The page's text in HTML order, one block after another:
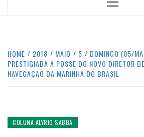
Primary
HOME 2018 MAIO 5
DOMINGO (05/
PRESTIGIADA A POSSE DO NOVO DIRETOR
NAVEGAÇÃO DA MARINHA DO BRASIL
COLUNA ALYRIO SABBA